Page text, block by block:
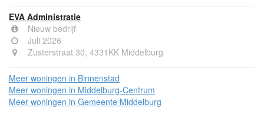
EVA Administratie
Nieuw bedrijf
Juli 2026
Meer woningen in Binnenstad
Meer woningen in Middelburg-Centrum